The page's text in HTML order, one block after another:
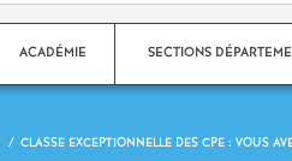
ACADÉMIE SECTIONS
CLASSE EXCEPTIONNELLE DES CPE : VOUS